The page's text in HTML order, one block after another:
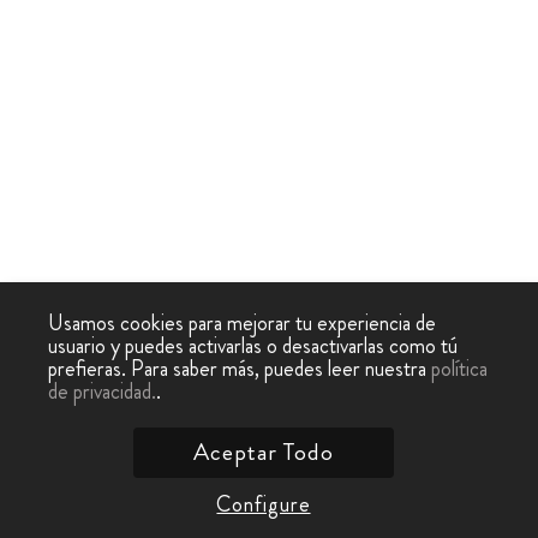
Usamos cookies para mejorar tu experiencia de
usuario y puedes activarlas o desactivarlas como tú
prefieras. Para saber más, puedes leer nuestrapolítica
de privacidad..
Configure
Aceptar Todo